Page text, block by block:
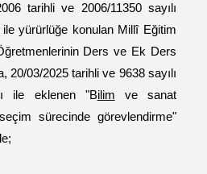
tarihli ve 2006/11350 sayılı
yürürlüğe konulan Millî Eğitim
Ders ve Ek Ders
20/03/2025 tarihli ve 9638 sayılı
ile eklenen "Bilim ve sanat
sürecinde görevlendirme"